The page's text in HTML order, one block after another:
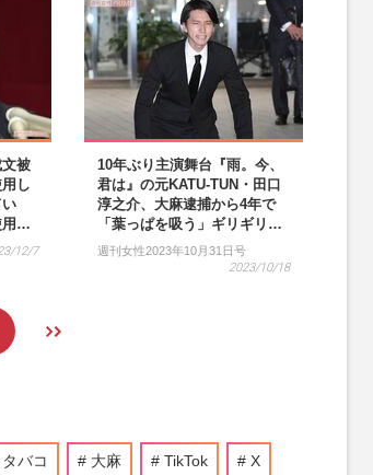
被
し
用…
12/7
10年ぶり主演舞台『雨。今、
君は』の元KATU-TUN・田口
淳之介、大麻逮捕から4年で
「葉っぱを吸う」ギリギリ…
週刊女性2023年10月31日号
2023/10/18
タバコ 大麻 TikTok X